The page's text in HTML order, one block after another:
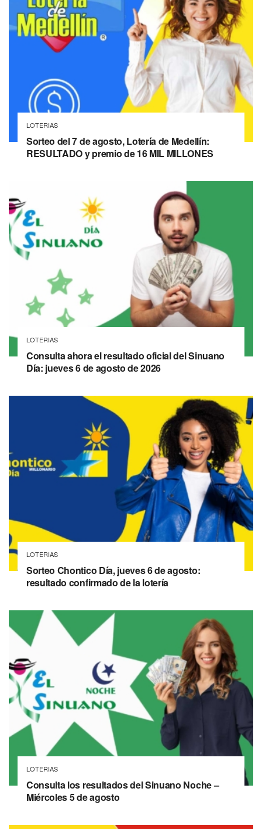
LOTERIAS
Sorteo del 7 de agosto, Lotería de Medellín:
RESULTADO y premio de 16 MIL MILLONES
LOTERIAS
Consulta ahora el resultado oficial del Sinuano
Día: jueves 6 de agosto de 2026
LOTERIAS
Sorteo Chontico Día, jueves 6 de agosto:
resultado confirmado de la lotería
LOTERIAS
Consulta los resultados del Sinuano Noche –
Miércoles 5 de agosto